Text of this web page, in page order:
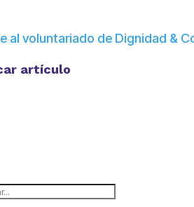
al voluntariado de Dignidad &
artículo